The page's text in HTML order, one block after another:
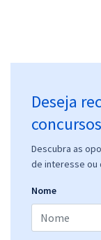
Deseja
Descubra as
de interesse ou
Nome